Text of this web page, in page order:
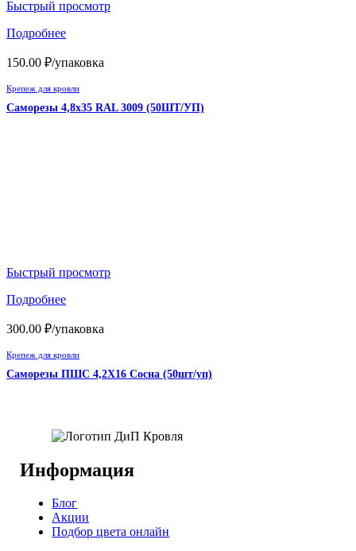
Быстрый просмотр
Подробнее
150.00 ₽/упаковка
Крепеж для кровли
Саморезы 4,8х35 RAL 3009 (50ШТ/УП)
Быстрый просмотр
Подробнее
300.00 ₽/упаковка
Крепеж для кровли
Саморезы ПШС 4,2Х16 Сосна (50шт/уп)
Информация
Блог
Акции
Подбор цвета онлайн